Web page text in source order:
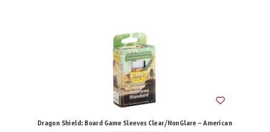
Dragon Shield: Board Game Sleeves Clear/NonGlare – American